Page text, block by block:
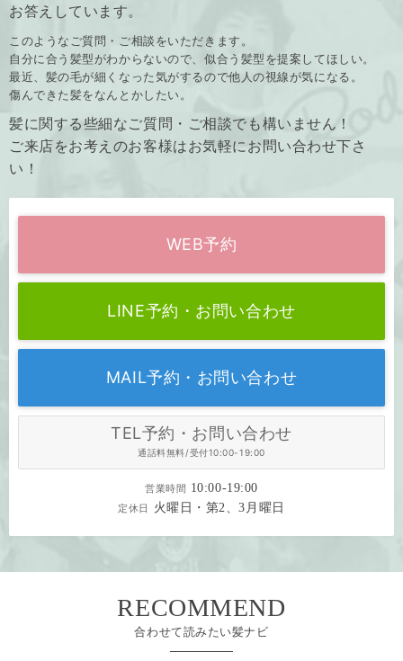
お答えしています。
このようなご質問・ご相談をいただきます。
自分に合う髪型がわからないので、似合う髪型を提案してほしい。
最近、髪の毛が細くなった気がするので他人の視線が気になる。
傷んできた髪をなんとかしたい。
髪に関する些細なご質問・ご相談でも構いません！
ご来店をお考えのお客様はお気軽にお問い合わせ下さ
い！
WEB予約
LINE予約・お問い合わせ
MAIL予約・お問い合わせ
TEL予約・お問い合わせ
通話料無料/受付10:00-19:00
営業時間 10:00-19:00
定休日 火曜日・第2、3月曜日
RECOMMEND
合わせて読みたい髪ナビ